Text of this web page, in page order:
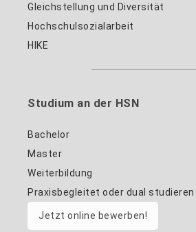
Gleichstellung und Diversität
Hochschulsozialarbeit
HIKE
Studium an der HSN
Bachelor
Master
Weiterbildung
Praxisbegleitet oder dual studieren
Jetzt online bewerben!